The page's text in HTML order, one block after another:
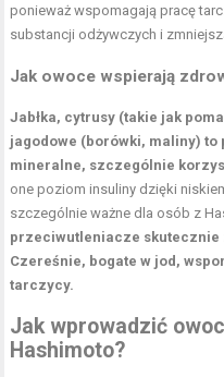
ponieważ wspomagają pracę
substancji odżywczych i
Jak owoce wspierają
Jabłka, cytrusy (takie jak
jagodowe (borówki, maliny)
mineralne, szczególnie
one poziom insuliny dzięki
szczególnie ważne dla osób z
przeciwutleniacze skutecznie
Czereśnie, bogate w jod,
tarczycy.
Jak wprowadzić
Hashimoto?